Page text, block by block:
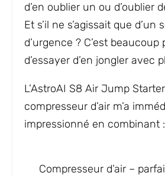
d’en oublier un ou d’oublier
Et s’il ne s’agissait que d’un
d’urgence ? C’est
d’essayer d’en jongler avec
L’AstroAI S8 Air Jump
compresseur d’air m’a
impressionné en combinant :
Compresseur d’air –